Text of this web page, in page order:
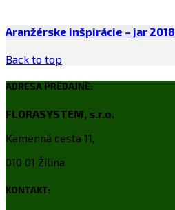
Aranžérske inšpirácie – jar 2018
Back to top
ADRESA PREDAJNE:
FLORASYSTEM, s.r.o.
Kamenná cesta 11,
010 01 Žilina
KONTAKT: